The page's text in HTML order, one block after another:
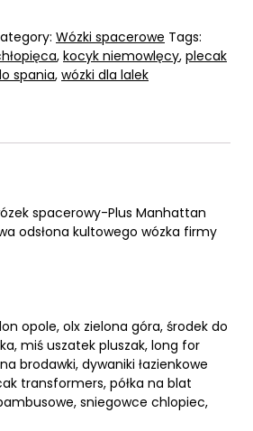
Wózki spacerowe Tags:
, kocyk niemowlęcy, plecak
spania, wózki dla lalek
spacerowy-Plus Manhattan
odsłona kultowego wózka firmy
opole, olx zielona góra, środek do
miś uszatek pluszak, long for
brodawki, dywaniki łazienkowe
transformers, półka na blat
sniegowce chlopiec,